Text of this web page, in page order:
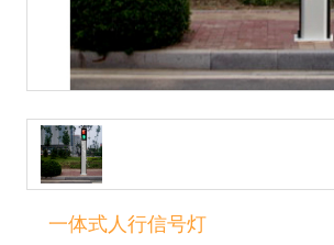
一体式人行信号灯